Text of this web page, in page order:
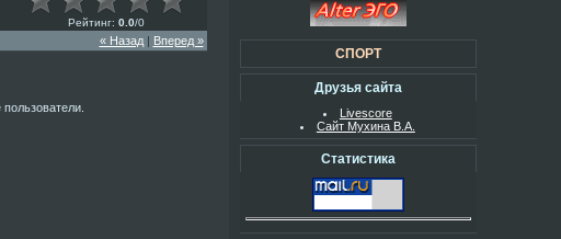
Рейтинг: 0.0/0
« Назад| Вперед »
СПОРТ
Друзья сайта
Livescore
Сайт Мухина В.А.
Статистика